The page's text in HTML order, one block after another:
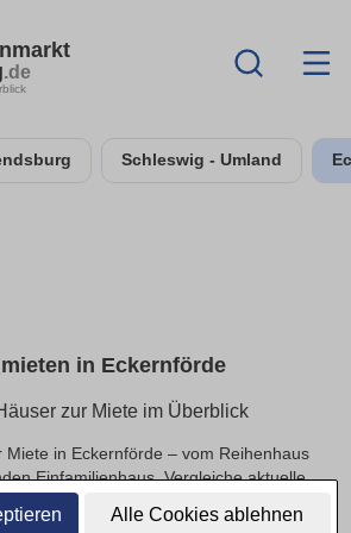
Alle Cookies ablehnen
.de
Schleswig - Umland
in Eckernförde
zur Miete im Überblick
Miete in Eckernförde – vom Reihenhaus
Einfamilienhaus. Vergleiche aktuelle
Schleswig.de und nutze
Wohnfläche, Grundstück, Zimmeranzahl